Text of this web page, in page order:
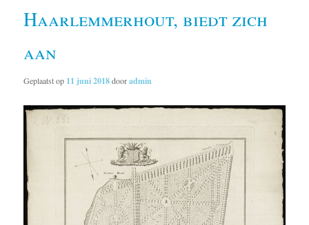
Haarlemmerhout, biedt zich
aan
Geplaatst op 11 juni 2018dooradmin